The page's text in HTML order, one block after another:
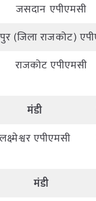
जसदान एपीएमसी
(जिला राजकोट)
राजकोट एपीएमसी
मंडी
एपीएमसी
मंडी